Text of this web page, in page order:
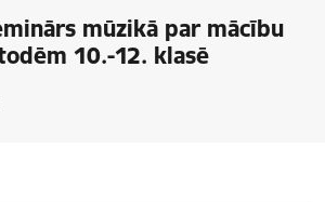
mūzikā par mācību
10.-12. klasē